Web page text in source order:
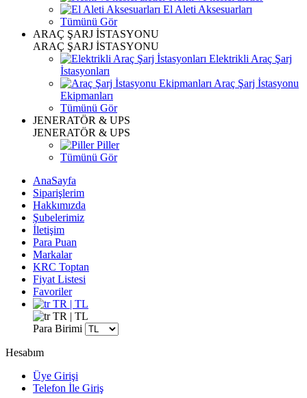
El Aleti Aksesuarları
Tümünü Gör
ARAÇ ŞARJ İSTASYONU
ARAÇ ŞARJ İSTASYONU
Elektrikli Araç Şarj
İstasyonları
Araç Şarj İstasyonu
Ekipmanları
Tümünü Gör
JENERATÖR & UPS
JENERATÖR & UPS
Piller
Tümünü Gör
AnaSayfa
Siparişlerim
Hakkımızda
Şubelerimiz
İletişim
Para Puan
Markalar
KRC Toptan
Fiyat Listesi
Favoriler
TR | TL
TR | TL
Para Birimi
Hesabım
Üye Girişi
Telefon İle Giriş